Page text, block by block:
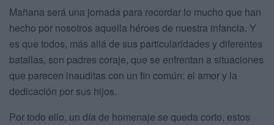
Mañana será una jornada para recordar lo mucho que han
hecho por nosotros aquella héroes de nuestra infancia. Y
es que todos, más allá de sus particularidades y diferentes
batallas, son padres coraje, que se enfrentan a situaciones
que parecen inauditas con un fin común: el amor y la
dedicación por sus hijos.
Por todo ello, un día de homenaje se queda corto, estos